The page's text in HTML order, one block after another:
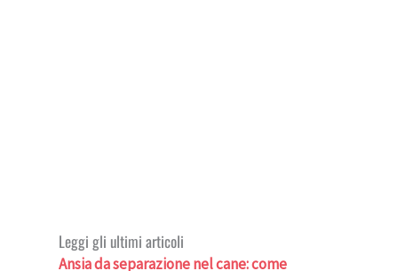
Leggi gli ultimi articoli
Ansia da separazione nel cane: come